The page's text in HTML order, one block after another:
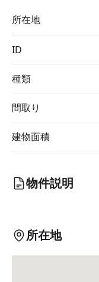
所在地
ID
種類
間取り
建物面積
物件説明
所在地